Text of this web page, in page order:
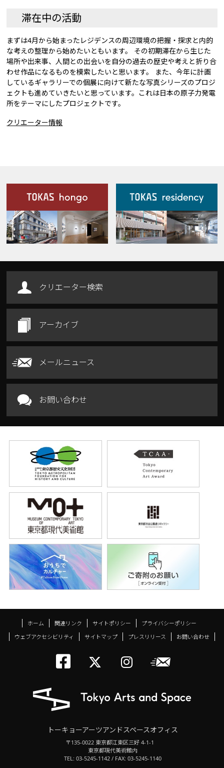
滞在中の活動
まずは4月から始まったレジデンスの周辺環境の把握・探求と内的
な考えの整理から始めたいともいます。 その初期滞在から生じた
場所や出来事、人間との出会いを自分の過去の歴史や考えと折り合
わせ作品になるものを模索したいと思います。 また、今年に計画
しているギャラリーでの個展に向けて新たな写真シリーズのプロジ
ェクトも進めていきたいと思っています。これは日本の原子力発電
所をテーマにしたプロジェクトです。
クリエーター情報
施設案内
Our Facilities
クリエーター検索
アーカイブ
メールニュース
お問い合わせ
ホーム 関連リンク サイトポリシー
プライバシーポリシー
ウェブアクセシビリティ
サイトマップ プレスリリース お問い合わせ
トーキョーアーツ
メールニ
トーキョーアーツアンドスペースオフィス
〒135-0022 東京都江東区三好 4-1-1
東京都現代美術館内
TEL: 03-5245-1142 / FAX: 03-5245-1140